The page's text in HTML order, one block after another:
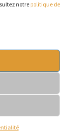
notre politique de